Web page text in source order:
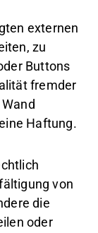
externen
zu
Buttons
fremder
Haftung.
von
die
oder